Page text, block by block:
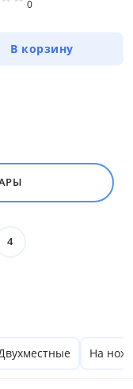
0
В корзину
4
На